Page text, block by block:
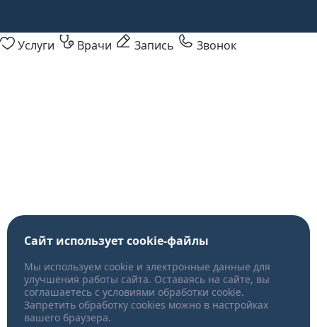
Услуги Врачи Запись Звонок
Сайт использует cookie-файлы
Мы используем cookie и электронные данные для
улучшения работы сайта. Оставаясь на сайте, вы
соглашаетесь с условиями обработки cookie.
Запретить обработку cookies можно в настройках
вашего браузера.